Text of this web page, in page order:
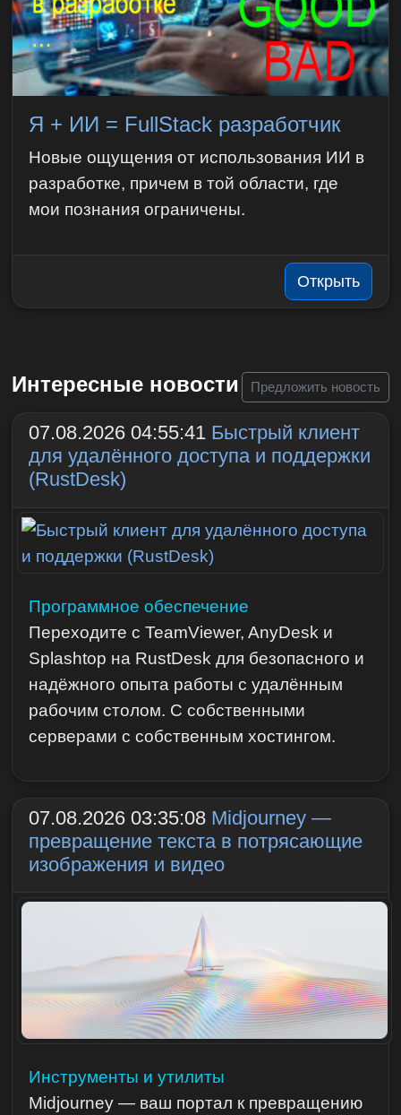
Я + ИИ = FullStack разработчик
Новые ощущения от использования ИИ в
разработке, причем в той области, где
мои познания ограничены.
Открыть
Предложить новость
Интересные новости
07.08.2026 04:55:41 Быстрый клиент
для удалённого доступа и поддержки
(RustDesk)
Программное обеспечение
Переходите с TeamViewer, AnyDesk и
Splashtop на RustDesk для безопасного и
надёжного опыта работы с удалённым
рабочим столом. С собственными
серверами с собственным хостингом.
07.08.2026 03:35:08 Midjourney —
превращение текста в потрясающие
изображения и видео
Инструменты и утилиты
Midjourney — ваш портал к превращению